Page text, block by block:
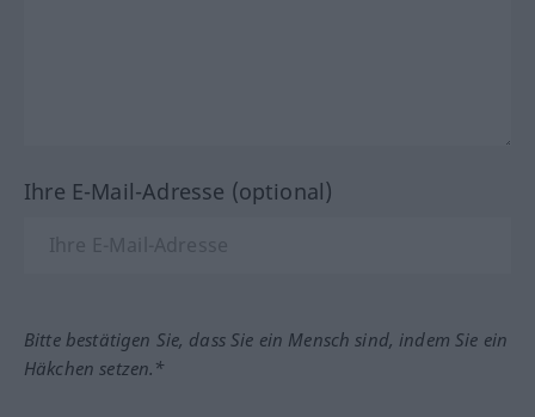
Ihre E-Mail-Adresse (optional)
Bitte bestätigen Sie, dass Sie ein Mensch sind, indem Sie ein
Häkchen setzen.*